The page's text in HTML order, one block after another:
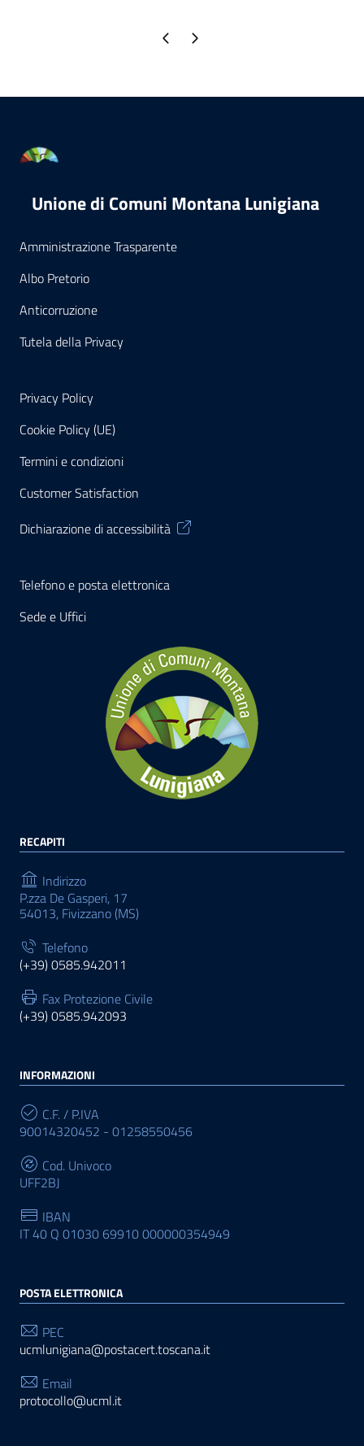
Pagina precedente
Pagina successiva
Unione di Comuni Montana Lunigiana
Amministrazione Trasparente
Albo Pretorio
Anticorruzione
Tutela della Privacy
Privacy Policy
Cookie Policy (UE)
Termini e condizioni
Customer Satisfaction
Dichiarazione di accessibilità
Telefono e posta elettronica
Sede e Uffici
RECAPITI
Indirizzo
P.zza De Gasperi, 17
54013, Fivizzano (MS)
Telefono
(+39) 0585.942011
Fax Protezione Civile
(+39) 0585.942093
INFORMAZIONI
C.F. / P.IVA
90014320452 - 01258550456
Cod. Univoco
UFF2BJ
IBAN
IT 40 Q 01030 69910 000000354949
POSTA ELETTRONICA
PEC
ucmlunigiana@postacert.toscana.it
Email
protocollo@ucml.it